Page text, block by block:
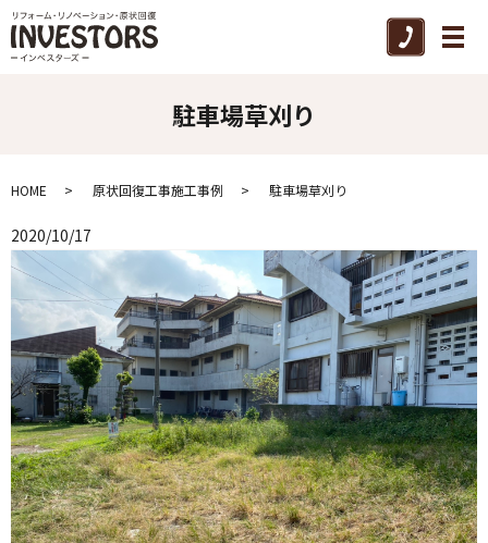
メ
駐車場草刈り
HOME 原状回復工事施工事例 駐車場草刈り
2020/10/17